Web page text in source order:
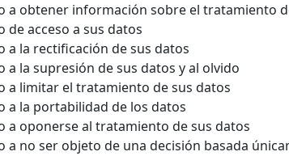
a obtener información sobre el tratamiento
de acceso a sus datos
a la rectificación de sus datos
a la supresión de sus datos y al olvido
a limitar el tratamiento de sus datos
a la portabilidad de los datos
a oponerse al tratamiento de sus datos
a no ser objeto de una decisión basada